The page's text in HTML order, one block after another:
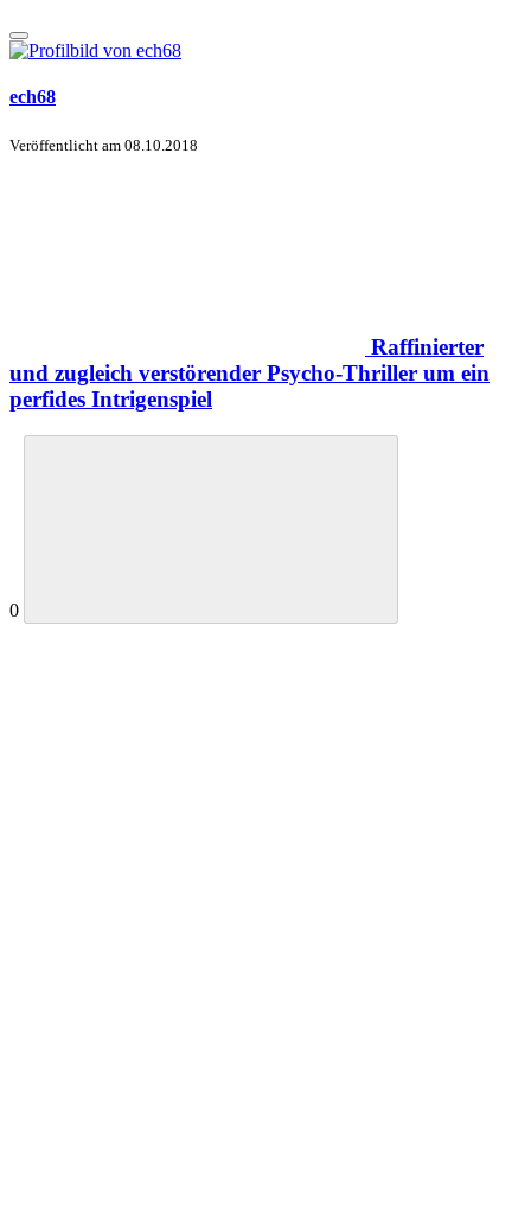
ech68
Veröffentlicht am 08.10.2018
Raffinierter
und zugleich verstörender Psycho-Thriller um ein
perfides Intrigenspiel
0